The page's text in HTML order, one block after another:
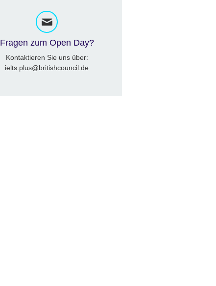
Fragen zum Open Day?
Kontaktieren Sie uns über:
ielts.plus@britishcouncil.de